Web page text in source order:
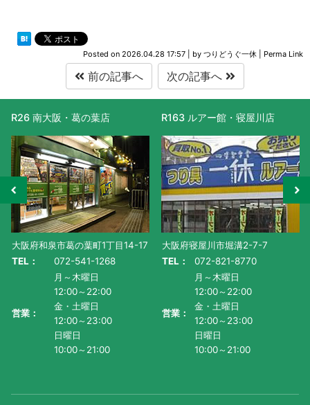
Posted on 2026.04.28 17:57 by つりどうぐ一休 Perma Link
前の記事へ 次の記事へ
R26 南大阪・葛の葉店
大阪府和泉市葛の葉町1丁目14-17
TEL：
072-541-1268
営業：
月～木曜日
12:00～22:00
金・土曜日
12:00～23:00
日曜日
10:00～21:00
R163 ルアー館・寝屋川店
大阪府寝屋川市堀溝2-7-7
TEL：
072-821-8770
営業：
月～木曜日
12:00～22:00
金・土曜日
12:00～23:00
日曜日
10:00～21:00